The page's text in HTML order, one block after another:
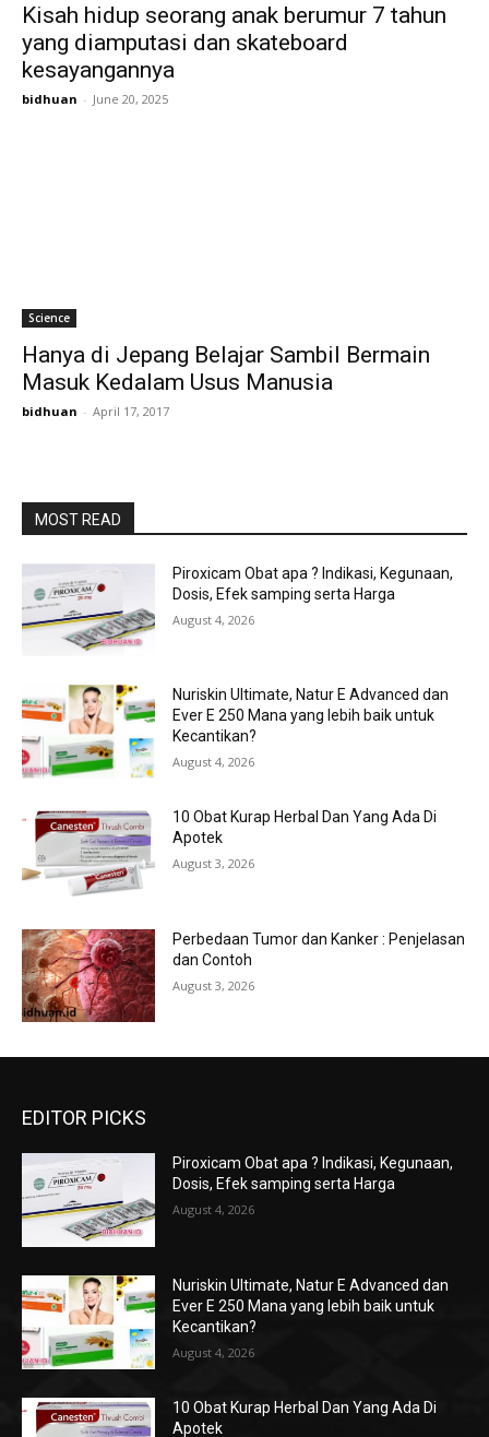
Kisah hidup seorang anak berumur 7 tahun
yang diamputasi dan skateboard
kesayangannya
bidhuan - June 20, 2025
Science
Hanya di Jepang Belajar Sambil Bermain
Masuk Kedalam Usus Manusia
bidhuan - April 17, 2017
MOST READ
Piroxicam Obat apa ? Indikasi, Kegunaan,
Dosis, Efek samping serta Harga
August 4, 2026
Nuriskin Ultimate, Natur E Advanced dan
Ever E 250 Mana yang lebih baik untuk
Kecantikan?
August 4, 2026
10 Obat Kurap Herbal Dan Yang Ada Di
Apotek
August 3, 2026
Perbedaan Tumor dan Kanker : Penjelasan
dan Contoh
August 3, 2026
EDITOR PICKS
Piroxicam Obat apa ? Indikasi, Kegunaan,
Dosis, Efek samping serta Harga
August 4, 2026
Nuriskin Ultimate, Natur E Advanced dan
Ever E 250 Mana yang lebih baik untuk
Kecantikan?
August 4, 2026
10 Obat Kurap Herbal Dan Yang Ada Di
Apotek